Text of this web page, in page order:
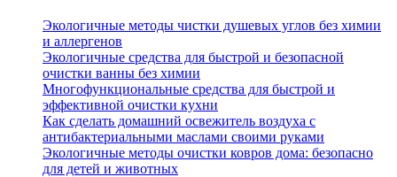
Экологичные методы чистки душевых углов без химии
и аллергенов
Экологичные средства для быстрой и безопасной
очистки ванны без химии
Многофункциональные средства для быстрой и
эффективной очистки кухни
Как сделать домашний освежитель воздуха с
антибактериальными маслами своими руками
Экологичные методы очистки ковров дома: безопасно
для детей и животных